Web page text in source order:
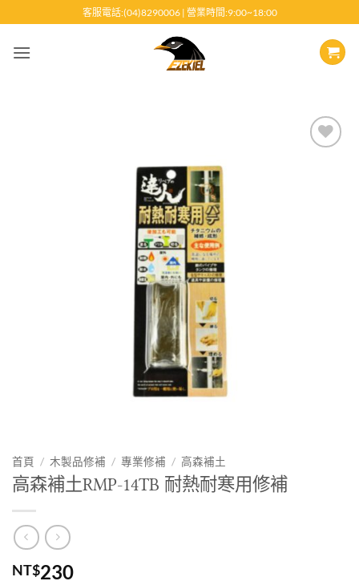
至
客服電話:(04)8290006 | 營業時間:9:00~18:00
首頁 / 木製品修補 / 專業修補 / 高森補土
高森補土RMP-14TB 耐熱耐寒用修補
NT$230